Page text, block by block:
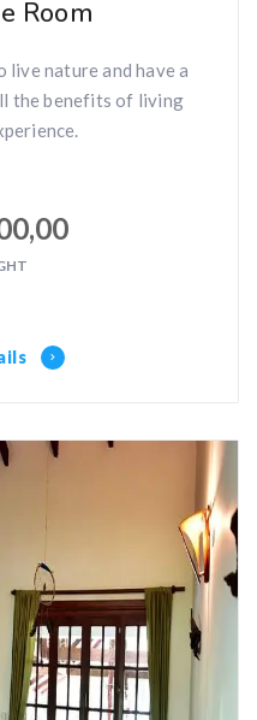
Room
live nature and have a
the benefits of living